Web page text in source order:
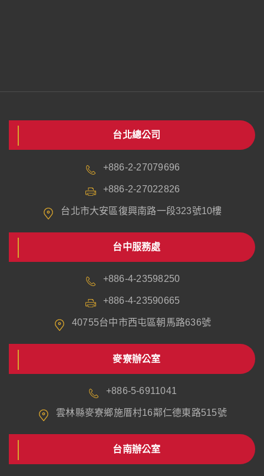
台北總公司
+886-2-27079696
+886-2-27022826
台北市大安區復興南路一段323號10樓
台中服務處
+886-4-23598250
+886-4-23590665
40755台中市西屯區朝馬路636號
麥寮辦公室
+886-5-6911041
雲林縣麥寮鄉施厝村16鄰仁德東路515號
台南辦公室